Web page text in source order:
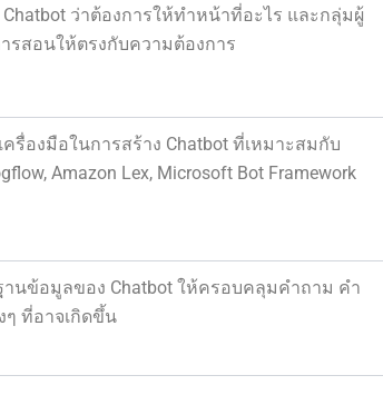
ว่าต้องการให้ทำหน้าที่อะไร และกลุ่มผู้
รสอนให้ตรงกับความต้องการ
รื่องมือในการสร้าง Chatbot ที่เหมาะสมกับ
Amazon Lex, Microsoft Bot Framework
านข้อมูลของ Chatbot ให้ครอบคลุมคำถาม คำ
ที่อาจเกิดขึ้น